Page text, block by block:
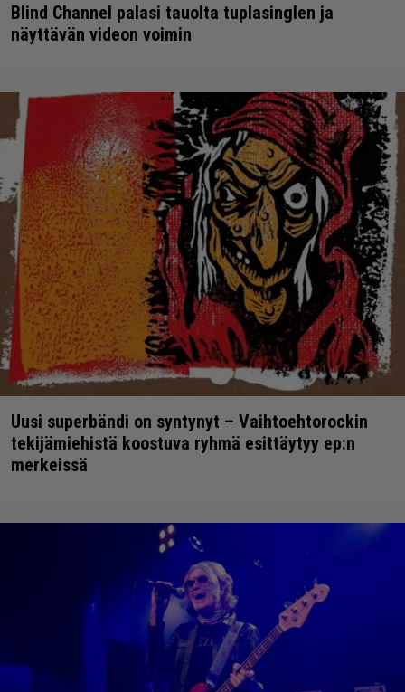
Blind Channel palasi tauolta tuplasinglen ja
näyttävän videon voimin
Uusi superbändi on syntynyt – Vaihtoehtorockin
tekijämiehistä koostuva ryhmä esittäytyy ep:n
merkeissä